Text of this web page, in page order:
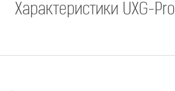
Характеристики UXG-Pro